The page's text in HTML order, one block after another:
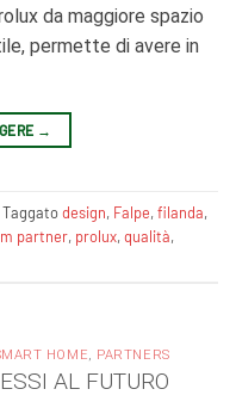
da maggiore spazio
permette di avere in
→
Taggatodesign, Falpe,filanda,
partner, prolux,qualità,
HOME PARTNERS
AL FUTURO